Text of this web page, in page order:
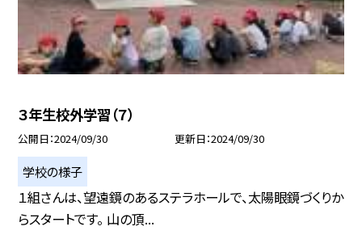
３年生校外学習（７）
公開日 2024/09/30 更新日 2024/09/30
学校の様子
１組さんは、望遠鏡のあるステラホールで、太陽眼鏡づくりか
らスタートです。 山の頂...